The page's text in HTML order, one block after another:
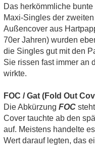
Das herkömmliche
Maxi-Singles der
Außencover aus
70er Jahren) wurden
die Singles gut mit den
Sie rissen fast immer an
wirkte.
FOC / Gat (Fold Out
Die Abkürzung FOC
Cover tauchte ab den
auf. Meistens handelte
Wert darauf legten, das